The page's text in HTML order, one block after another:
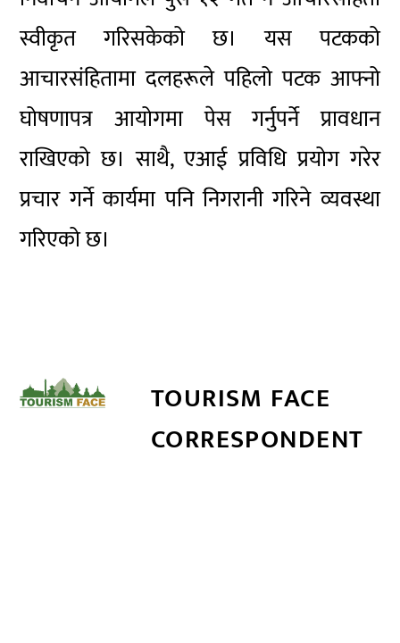
स्वीकृत गरिसकेको छ। यस पटकको
आचारसंहितामा दलहरूले पहिलो पटक आफ्नो
घोषणापत्र आयोगमा पेस गर्नुपर्ने प्रावधान
राखिएको छ। साथै, एआई प्रविधि प्रयोग गरेर
प्रचार गर्ने कार्यमा पनि निगरानी गरिने व्यवस्था
गरिएको छ।
TOURISM FACE
CORRESPONDENT